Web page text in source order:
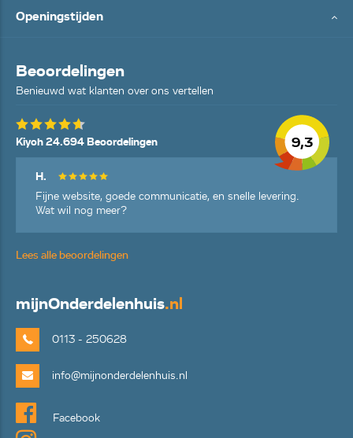
Openingstijden
Beoordelingen
Benieuwd wat klanten over ons vertellen
9,3
Kiyoh 24.694 Beoordelingen
H.
Fijne website, goede communicatie, en snelle levering.
Wat wil nog meer?
Lees alle beoordelingen
mijnOnderdelenhuis.nl
0113 - 250628
info@mijnonderdelenhuis.nl
Facebook